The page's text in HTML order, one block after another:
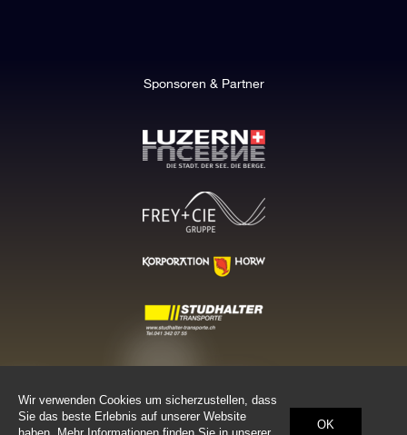
Sponsoren & Partner
079 442 57 49,info@weihnachten-luzern.ch
Datenschutz Impressum © 2026, WEIHNACHTEN LUZERN
Wir verwenden Cookies um sicherzustellen, dass
Sie das beste Erlebnis auf unserer Website
OK